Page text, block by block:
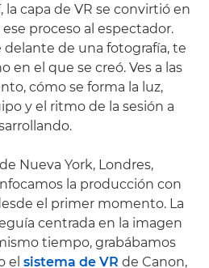
la capa de VR se convirtió en
proceso al espectador.
de una fotografía, te
en el que se creó. Ves a las
cómo se forma la luz,
y el ritmo de la sesión a
Nueva York, Londres,
la producción con
el primer momento. La
centrada en la imagen
tiempo, grabábamos
el sistema de VR de Canon,